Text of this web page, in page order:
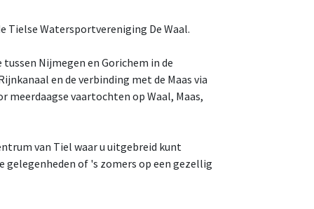
Tielse Watersportvereniging De Waal.
Nijmegen en Gorichem in de
en de verbinding met de Maas via
meerdaagse vaartochten op Waal, Maas,
van Tiel waar u uitgebreid kunt
gelegenheden of 's zomers op een gezellig